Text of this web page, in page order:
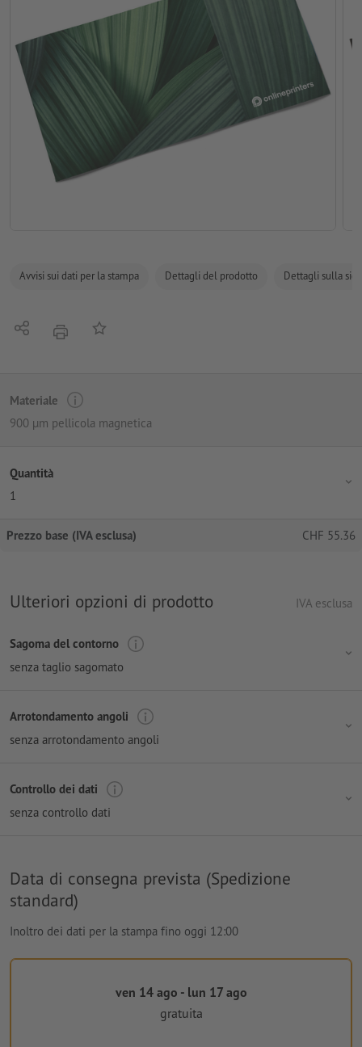
Avvisi sui dati per la stampa Dettagli del prodotto Dettagli sulla
Condividistamparealla lista preferiti
Materiale
900 µm pellicola magnetica
Quantità
1
Prezzo base (IVA esclusa) CHF 55.36
Ulteriori opzioni di prodotto IVA esclusa
Sagoma del contorno
senza taglio sagomato
Arrotondamento angoli
senza arrotondamento angoli
Controllo dei dati
senza controllo dati
Data di consegna prevista (Spedizione
standard)
Inoltro dei dati per la stampa fino oggi 12:00
ven 14 ago - lun 17 ago
gratuita